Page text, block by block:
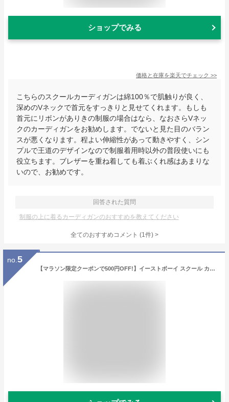
ショップでみる
価格と在庫を楽天でチェック >>
こちらのスクールカーディガンは綿100％で肌触りが良く、
深めのVネックで首元をすっきりと見せてくれます。もしも
首元にリボンがありきの制服の場合はなら、なおさらVネッ
クのカーディガンをお勧めします。でないと見た目のバラン
スが悪くなります。程よい伸縮性があって動きやすく、シン
プルで王道のデザインなので制服着用時以外の普段使いにも
役立ちます。ブレザーを重ね着しても着ぶくれ感はあまりな
いので、お勧めです。
回答された質問
制服の上に着るカーディガンのおすすめを教えてください
全てのおすすめコメント (1件) >
no. 5
【マラソン限定クーポンで500円OFF!】イーストボーイ スクール カーディガン 全4色 S〜XLサイズ ワンポイント 刺繍 春 秋 冬 秋冬 かわいい スクールニット 上品 清楚 人気